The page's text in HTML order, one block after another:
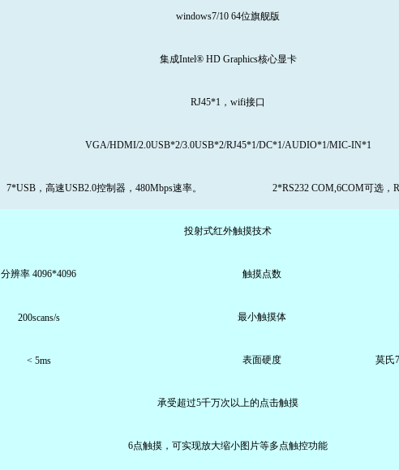
windows7/10 64位旗舰版
集成Intel® HD Graphics核心显卡
RJ45*1，wifi接口
VGA/HDMI/2.0USB*2/3.0USB*2/RJ45*1/DC*1/AUDIO*1/MIC-IN*1
7*USB，高速USB2.0控制器，480Mbps速率。 2*RS232 COM,6COM可选，
投射式红外触摸技术
分辨率 4096*4096 触摸点数
200scans/s 最小触摸体
< 5ms 表面硬度 莫氏
承受超过5千万次以上的点击触摸
6点触摸，可实现放大缩小图片等多点触控功能